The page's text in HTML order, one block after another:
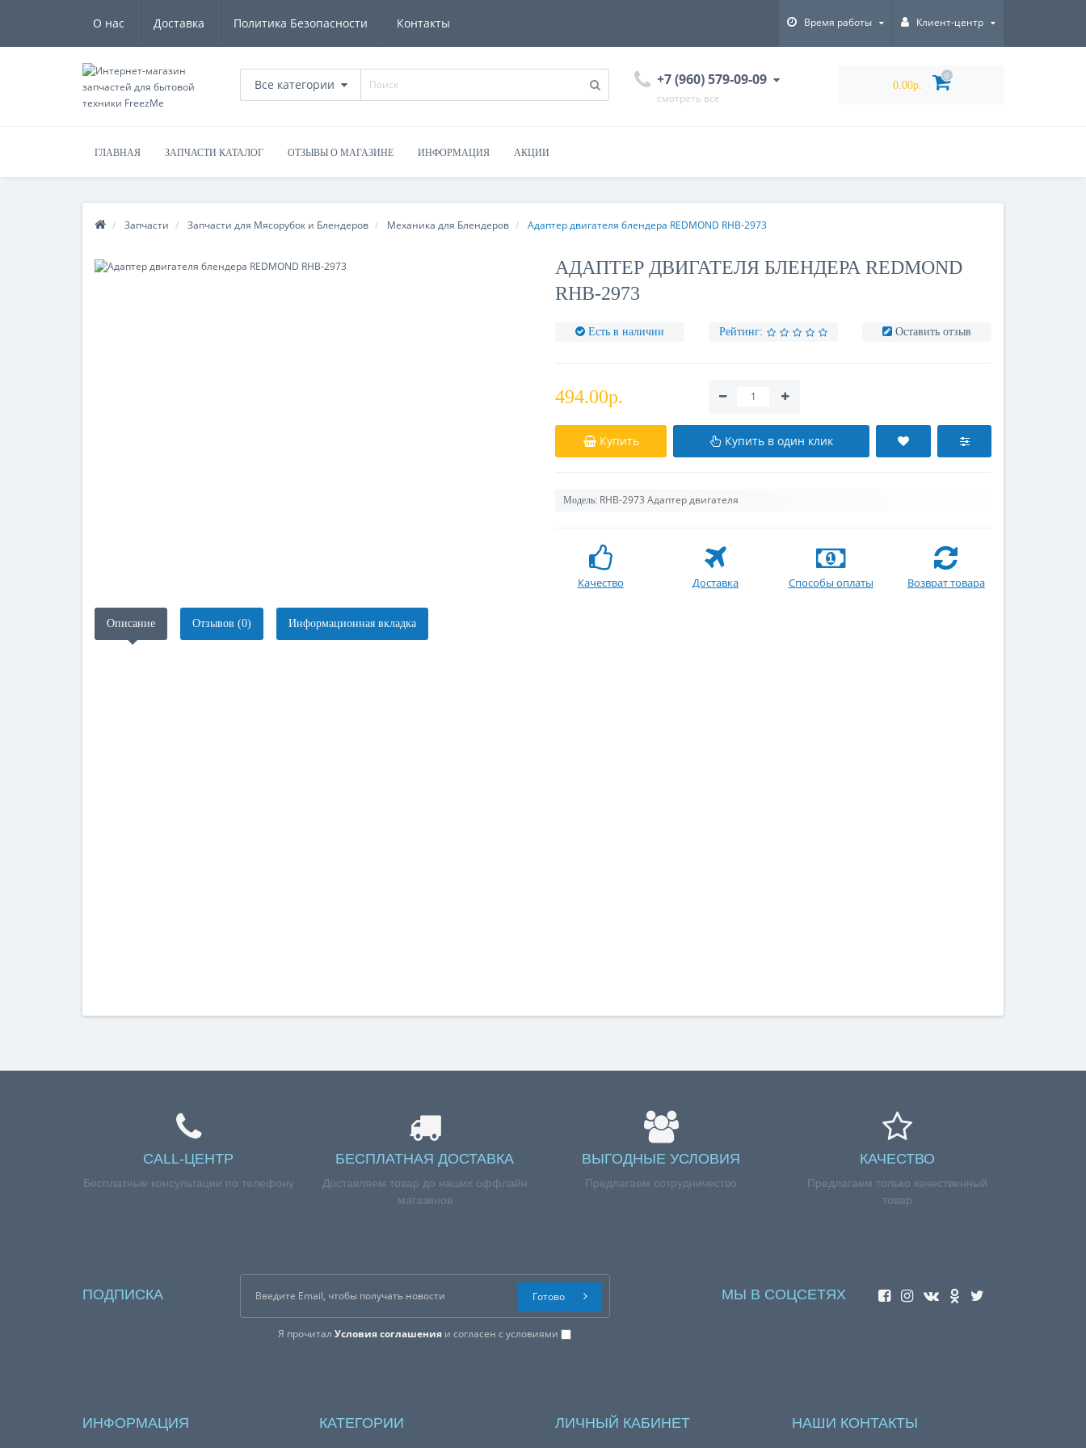
О нас Доставка Политика Безопасности Контакты Время работы Клиент-центр
Все категории +7 (960) 579-09-09
смотреть все
0.00р.
0
ГЛАВНАЯ ЗАПЧАСТИ КАТАЛОГ ОТЗЫВЫ О МАГАЗИНЕ ИНФОРМАЦИЯ АКЦИИ
Запчасти Запчасти для Мясорубок и Блендеров Механика для Блендеров Адаптер двигателя блендера REDMOND RHB-2973
АДАПТЕР ДВИГАТЕЛЯ БЛЕНДЕРА REDMOND
RHB-2973
Есть в наличии Рейтинг: Оставить отзыв
494.00р.
Купить Купить в один клик
Модель: RHB-2973 Адаптер двигателя
Качество Доставка Способы оплаты Возврат товара
Описание Отзывов (0) Информационная вкладка
CALL-ЦЕНТР
Бесплатные консультации по телефону
БЕСПЛАТНАЯ ДОСТАВКА
Доставляем товар до наших оффлайн
магазинов
ВЫГОДНЫЕ УСЛОВИЯ
Предлагаем сотрудничество
КАЧЕСТВО
Предлагаем только качественный
товар
ПОДПИСКА
Я прочиталУсловия соглашения и согласен с условиями
Готово МЫ В СОЦСЕТЯХ
ИНФОРМАЦИЯ КАТЕГОРИИ ЛИЧНЫЙ КАБИНЕТ НАШИ КОНТАКТЫ